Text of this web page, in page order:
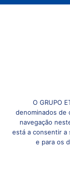
O GRUPO
denominados de
navegação
está a consentir a
e para os